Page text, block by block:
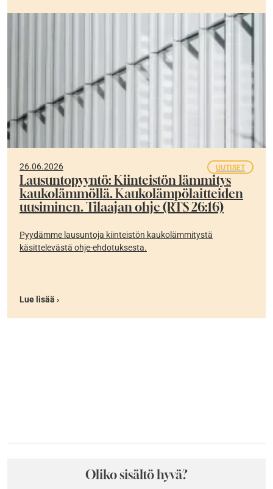
26.06.2026 UUTISET
Lausuntopyyntö: Kiinteistön lämmitys
kaukolämmöllä. Kaukolämpölaitteiden
uusiminen. Tilaajan ohje (RTS 26:16)
Pyydämme lausuntoja kiinteistön kaukolämmitystä
käsittelevästä ohje-ehdotuksesta.
Lue lisää ›
Oliko sisältö hyvä?